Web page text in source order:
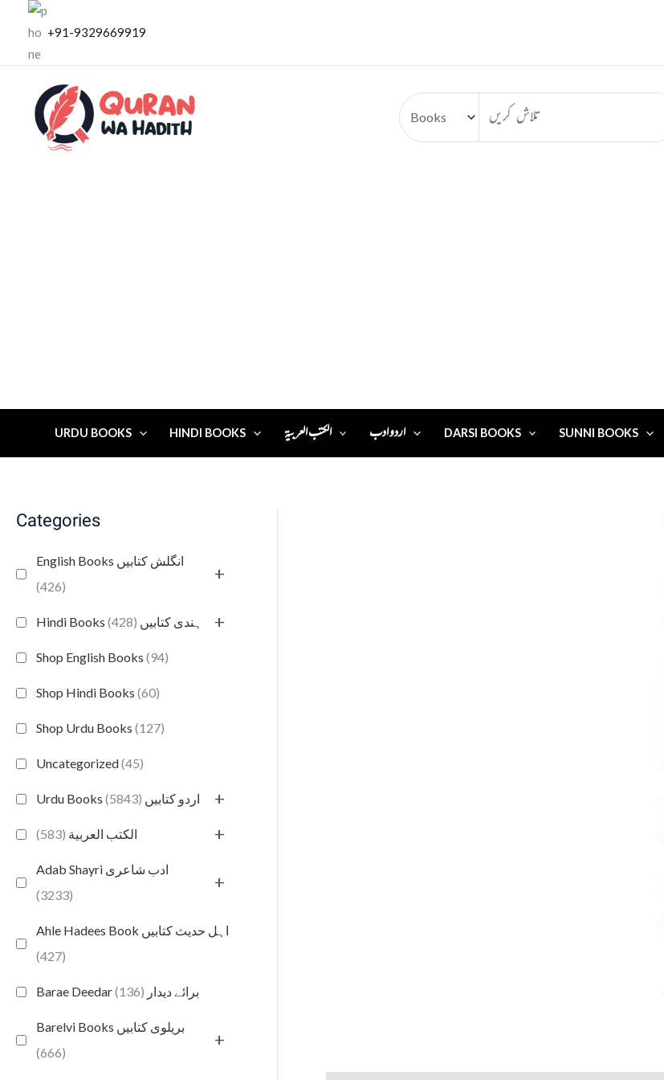
content
+91-9329669919
URDU BOOKS HINDI BOOKS الكتب العربية اردو ادب DARSI BOOKS SUNNI BOOKS
Categories
English Books انگلش کتابیں
(426)
+
Hindi Books ہندی کتابیں (428) +
Shop English Books (94)
Shop Hindi Books (60)
Shop Urdu Books (127)
Uncategorized(45)
Urdu Books اردو کتابیں (5843) +
الكتب العربية (583) +
Adab Shayri ادب شاعری
(3233)
+
Ahle Hadees Book اہل حدیث کتابیں
(427)
Barae Deedar برائے دیدار (136)
Barelvi Books بریلوی کتابیں
(666)
+